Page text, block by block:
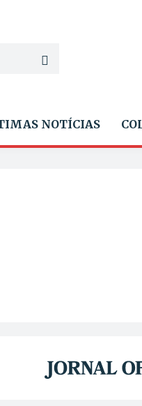
NOTÍCIAS